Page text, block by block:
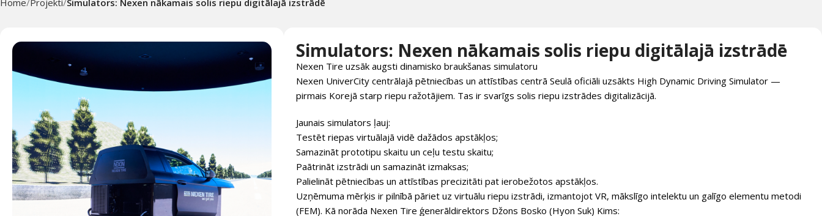
Home Projekti Simulators: Nexen nākamais solis riepu digitālajā izstrādē
Simulators: Nexen nākamais solis riepu digitālajā izstrādē
Nexen Tire uzsāk augsti dinamisko braukšanas simulatoru
Nexen UniverCity centrālajā pētniecības un attīstības centrā Seulā oficiāli uzsākts High Dynamic Driving Simulator —
pirmais Korejā starp riepu ražotājiem. Tas ir svarīgs solis riepu izstrādes digitalizācijā.
Jaunais simulators ļauj:
Testēt riepas virtuālajā vidē dažādos apstākļos;
Samazināt prototipu skaitu un ceļu testu skaitu;
Paātrināt izstrādi un samazināt izmaksas;
Palielināt pētniecības un attīstības precizitāti pat ierobežotos apstākļos.
Uzņēmuma mērķis ir pilnībā pāriet uz virtuālu riepu izstrādi, izmantojot VR, mākslīgo intelektu un galīgo elementu metodi
(FEM). Kā norāda Nexen Tire ģenerāldirektors Džons Bosko (Hyon Suk) Kims: